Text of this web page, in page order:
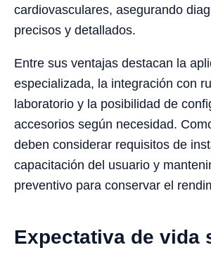
cardiovasculares, asegurando
precisos y detallados.
Entre sus ventajas destacan la
especializada, la integración con
laboratorio y la posibilidad de
accesorios según necesidad.
deben considerar requisitos de
capacitación del usuario y
preventivo para conservar el
Expectativa de vida